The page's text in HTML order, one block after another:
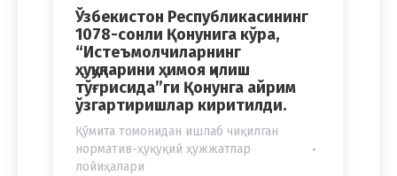
Ўзбекистон Республикасининг
1078-сонли Қонунига кўра,
“Истеъмолчиларнинг
ҳуқуқларини ҳимоя қилиш
тўғрисида”ги Қонунга айрим
ўзгартиришлар киритилди.
Қўмита томонидан ишлаб чиқилган
норматив-ҳуқуқий ҳужжатлар
лойиҳалари